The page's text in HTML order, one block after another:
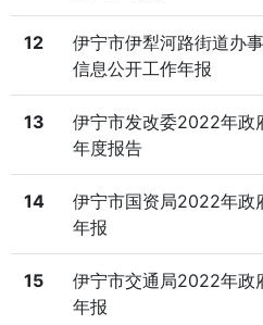
12
伊宁市伊犁河路街道办
信息公开工作年报
13
伊宁市发改委2022年政
年度报告
14
伊宁市国资局2022年政
年报
15
伊宁市交通局2022年政
年报